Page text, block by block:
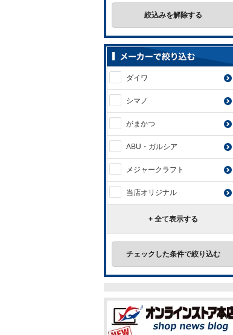
絞込みを解除する
ダイワ
シマノ
がまかつ
ABU・ガルシア
メジャークラフト
当店オリジナル
+ 全て表示する
チェックした条件で絞り込む